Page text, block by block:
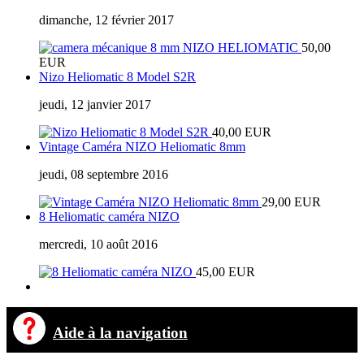
dimanche, 12 février 2017
50,00
EUR
Nizo Heliomatic 8 Model S2R
jeudi, 12 janvier 2017
40,00 EUR
Vintage Caméra NIZO Heliomatic 8mm
jeudi, 08 septembre 2016
29,00 EUR
8 Heliomatic caméra NIZO
mercredi, 10 août 2016
45,00 EUR
Aide à la navigation